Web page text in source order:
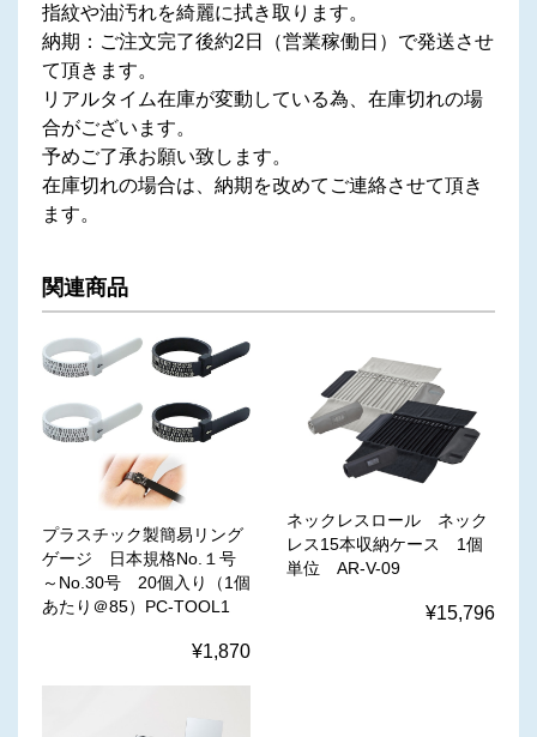
指紋や油汚れを綺麗に拭き取ります。
納期：ご注文完了後約2日（営業稼働日）で発送させ
て頂きます。
リアルタイム在庫が変動している為、在庫切れの場
合がございます。
予めご了承お願い致します。
在庫切れの場合は、納期を改めてご連絡させて頂き
ます。
関連商品
プラスチック製簡易リング
ゲージ 日本規格No.１号
～No.30号 20個入り（1個
あたり＠85）PC-TOOL1
¥1,870
ネックレスロール ネック
レス15本収納ケース 1個
単位 AR-V-09
¥15,796